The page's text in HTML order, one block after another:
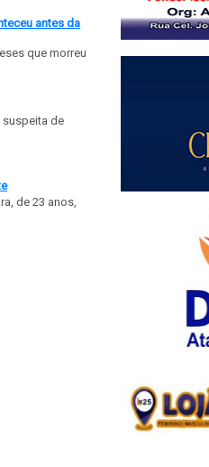
antes da
que morreu
suspeita de
de 23 anos,